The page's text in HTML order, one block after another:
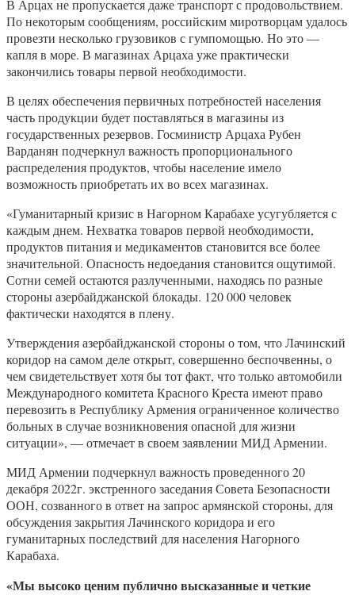
В Арцах не пропускается даже транспорт с продовольствием.
По некоторым сообщениям, российским миротворцам удалось
провезти несколько грузовиков с гумпомощью. Но это —
капля в море. В магазинах Арцаха уже практически
закончились товары первой необходимости.
В целях обеспечения первичных потребностей населения
часть продукции будет поставляться в магазины из
государственных резервов. Госминистр Арцаха Рубен
Варданян подчеркнул важность пропорционального
распределения продуктов, чтобы население имело
возможность приобретать их во всех магазинах.
«Гуманитарный кризис в Нагорном Карабахе усугубляется с
каждым днем. Нехватка товаров первой необходимости,
продуктов питания и медикаментов становится все более
значительной. Опасность недоедания становится ощутимой.
Сотни семей остаются разлученными, находясь по разные
стороны азербайджанской блокады. 120 000 человек
фактически находятся в плену.
Утверждения азербайджанской стороны о том, что Лачинский
коридор на самом деле открыт, совершенно беспочвенны, о
чем свидетельствует хотя бы тот факт, что только автомобили
Международного комитета Красного Креста имеют право
перевозить в Республику Армения ограниченное количество
больных в случае возникновения опасной для жизни
ситуации», — отмечает в своем заявлении МИД Армении.
МИД Армении подчеркнул важность проведенного 20
декабря 2022г. экстренного заседания Совета Безопасности
ООН, созванного в ответ на запрос армянской стороны, для
обсуждения закрытия Лачинского коридора и его
гуманитарных последствий для населения Нагорного
Карабаха.
«Мы высоко ценим публично высказанные и четкие